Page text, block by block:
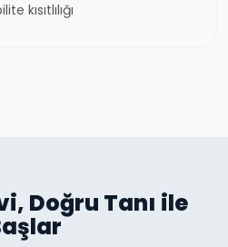
kısıtlılığı
Doğru Tanı ile